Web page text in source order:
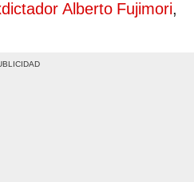
Alberto Fujimori,